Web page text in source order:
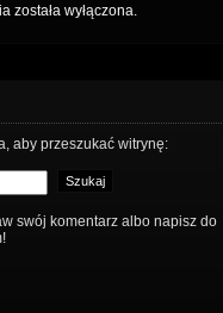
została wyłączona.
aby przeszukać witrynę:
swój komentarz albo napisz do